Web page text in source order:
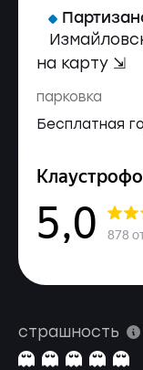
на карту ⇲
парковка
Бесплатная
страшность